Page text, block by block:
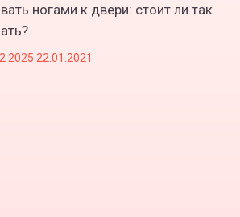
ногами к двери: стоит ли так
2025 22.01.2021